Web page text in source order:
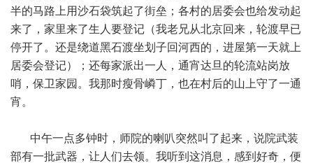
半的马路上用沙石袋筑起了街垒；各村的居委会也给发动起
来了，家里来了生人要登记（我老兄从北京回来，轮渡早已
停开了。还是绕道黑石渡坐划子回河西的，进屋第一天就上
居委会登记）；还每家派出一人，通宵达旦的轮流站岗放
哨，保卫家园。我那时瘦骨嶙丁，也在村后的山上守了一通
宵。
中午一点多钟时，师院的喇叭突然叫了起来，说院武装
部有一批武器，让人们去领。我听到这消息，感到好奇，便